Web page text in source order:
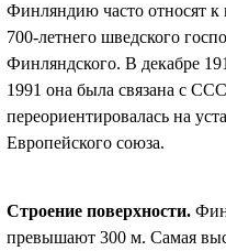
Финляндию часто относят к
700-летнего шведского
Финляндского. В декабре
1991 она была связана с
переориентировалась на
Европейского союза.
Строение поверхности.
превышают 300 м. Самая